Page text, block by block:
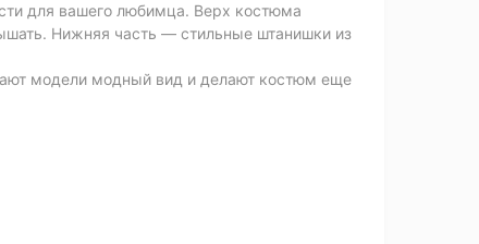
для вашего любимца. Верх костюма
Нижняя часть — стильные штанишки из
модели модный вид и делают костюм еще